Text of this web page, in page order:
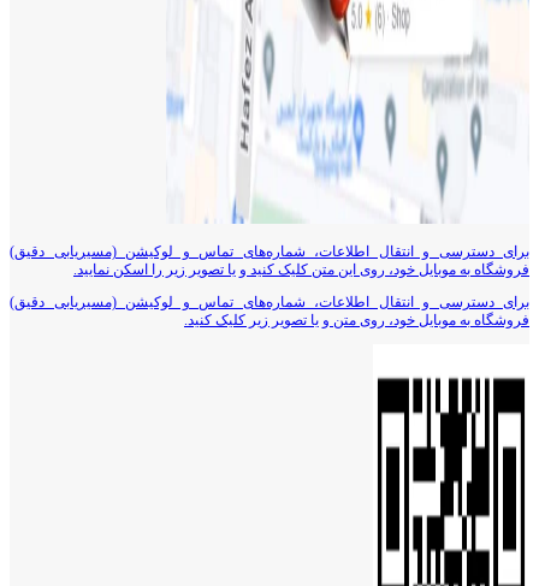
برای دسترسی و انتقال اطلاعات، شماره‌های تماس و لوکیشن (مسیریابی دقیق)
فروشگاه به موبایل خود، روی این متن کلیک کنید و یا تصویر زیر را اسکن نمایید.
برای دسترسی و انتقال اطلاعات، شماره‌های تماس و لوکیشن (مسیریابی دقیق)
فروشگاه به موبایل خود، روی متن و یا تصویر زیر کلیک کنید.